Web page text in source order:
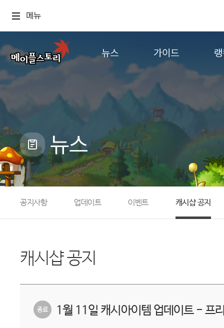
메뉴
뉴스
공지사항
업데이트
캐시샵 공지
메이플 알림판
with maple
가이드
게임정보
직업소개
확률형 아이템
NEXON NOW
뉴스
공지사항 업데이트 이벤트 캐시샵 공지
캐시샵 공지
1월 11일 캐시아이템 업데이트 - 프